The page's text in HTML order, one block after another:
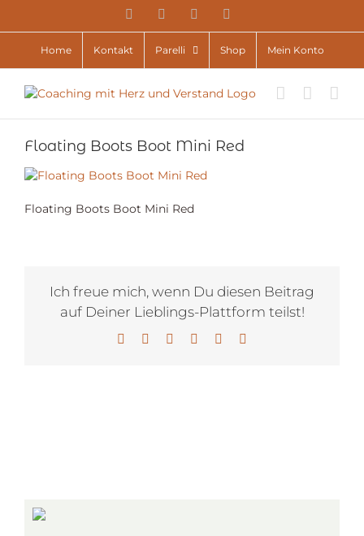
YouTubeFacebookInstagram
Home Kontakt Parelli Shop Mein Konto
Floating Boots Boot Mini Red
Floating Boots Boot Mini Red
Ich freue mich, wenn Du diesen Beitrag
auf Deiner Lieblings-Plattform teilst!
Facebook LinkedInWhatsApp
Pinterest